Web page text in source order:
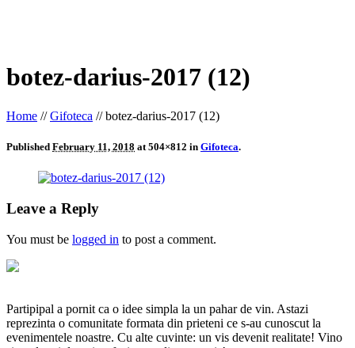
botez-darius-2017 (12)
Home //Gifoteca //botez-darius-2017 (12)
Published February 11, 2018 at 504×812 in Gifoteca.
Leave a Reply
You must be logged in to post a comment.
Partipipal a pornit ca o idee simpla la un pahar de vin. Astazi
reprezinta o comunitate formata din prieteni ce s-au cunoscut la
evenimentele noastre. Cu alte cuvinte: un vis devenit realitate! Vino